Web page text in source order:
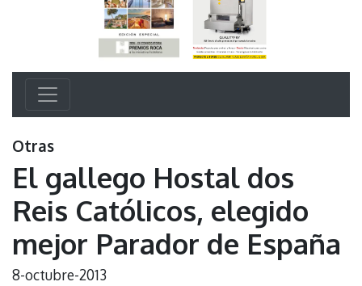
Otras
El gallego Hostal dos
Reis Católicos, elegido
mejor Parador de España
8-octubre-2013